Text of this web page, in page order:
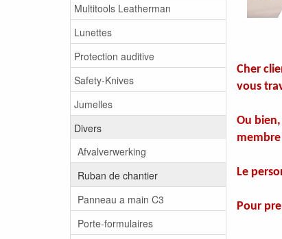
Multitools Leatherman
Lunettes
Protection auditive
Safety-Knives
Jumelles
Divers
Afvalverwerking
Ruban de chantier
Panneau a main C3
Porte-formulaires
Cher
vous
Ou
Le
Pour